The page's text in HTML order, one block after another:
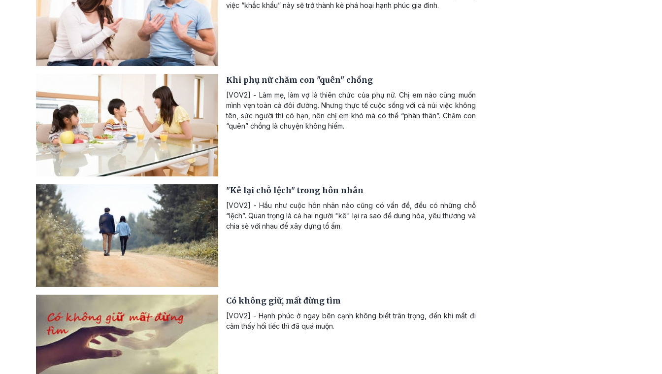
việc “khắc khẩu” này sẽ trở thành kẻ phá hoại hạnh phúc gia đình.
Khi phụ nữ chăm con "quên" chồng
[VOV2] - Làm mẹ, làm vợ là thiên chức của phụ nữ. Chị em nào cũng muốn
mình vẹn toàn cả đôi đường. Nhưng thực tế cuộc sống với cả núi việc không
tên, sức người thì có hạn, nên chị em khó mà có thể “phân thân”. Chăm con
“quên” chồng là chuyện không hiếm.
"Kê lại chỗ lệch" trong hôn nhân
[VOV2] - Hầu như cuộc hôn nhân nào cũng có vấn đề, đều có những chỗ
“lệch”. Quan trọng là cả hai người "kê" lại ra sao để dung hòa, yêu thương và
chia sẻ với nhau để xây dựng tổ ấm.
Có không giữ, mất đừng tìm
[VOV2] - Hạnh phúc ở ngay bên cạnh không biết trân trọng, đến khi mất đi
cảm thấy hối tiếc thì đã quá muộn.